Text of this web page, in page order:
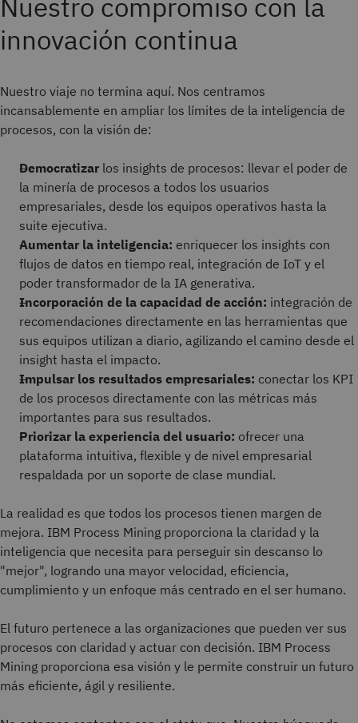
innovación continua
Nuestro viaje no termina aquí. Nos centramos
incansablemente en ampliar los límites de la inteligencia de
procesos, con la visión de:
Democratizar los insights de procesos: llevar el poder de
la minería de procesos a todos los usuarios
empresariales, desde los equipos operativos hasta la
suite ejecutiva.
Aumentar la inteligencia: enriquecer los insights con
flujos de datos en tiempo real, integración de IoT y el
poder transformador de la IA generativa.
Incorporación de la capacidad de acción: integración de
recomendaciones directamente en las herramientas que
sus equipos utilizan a diario, agilizando el camino desde el
insight hasta el impacto.
Impulsar los resultados empresariales: conectar los KPI
de los procesos directamente con las métricas más
importantes para sus resultados.
Priorizar la experiencia del usuario: ofrecer una
plataforma intuitiva, flexible y de nivel empresarial
respaldada por un soporte de clase mundial.
La realidad es que todos los procesos tienen margen de
mejora. IBM Process Mining proporciona la claridad y la
inteligencia que necesita para perseguir sin descanso lo
"mejor", logrando una mayor velocidad, eficiencia,
cumplimiento y un enfoque más centrado en el ser humano.
El futuro pertenece a las organizaciones que pueden ver sus
procesos con claridad y actuar con decisión. IBM Process
Mining proporciona esa visión y le permite construir un futuro
más eficiente, ágil y resiliente.